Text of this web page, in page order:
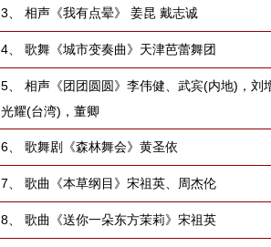
3、 相声《我有点晕》 姜昆 戴志诚
4、 歌舞《城市变奏曲》天津芭蕾舞团
5、 相声《团团圆圆》李伟健、武宾(内地)，刘
光耀(台湾)，董卿
6、 歌舞剧《森林舞会》黄圣依
7、 歌曲《本草纲目》宋祖英、周杰伦
8、 歌曲《送你一朵东方茉莉》宋祖英